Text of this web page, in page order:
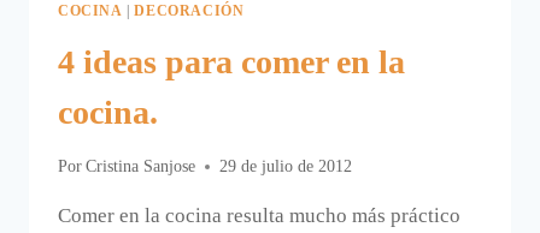
COCINA |DECORACIÓN
4 ideas para comer en la
cocina.
Por Cristina Sanjose 29 de julio de 2012
Comer en la cocina resulta mucho más práctico